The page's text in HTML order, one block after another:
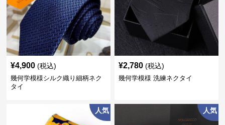
¥4,900 (税込)
幾何学模様シルク織り細柄ネク
タイ
¥2,780 (税込)
幾何学模様 洗練ネクタイ
人気 人気